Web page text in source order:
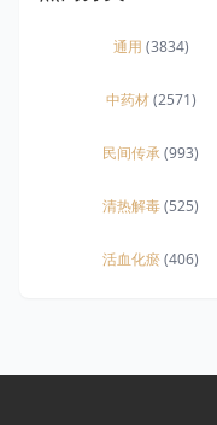
通用 (3834)
中药材(2571)
民间传承(993)
清热解毒(525)
活血化瘀(406)